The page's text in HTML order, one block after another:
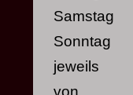
Samstag
Sonntag
jeweils
von